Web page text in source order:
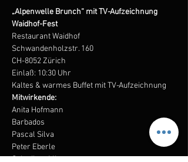
„Alpenwelle Brunch“ mit TV-Aufzeichnung
Waidhof-Fest
Restaurant Waidhof
Schwandenholzstr. 160
CH-8052 Zürich
Einlaß: 10:30 Uhr
Kaltes & warmes Buffet mit TV-Aufzeichnung
Mitwirkende:
Anita Hofmann
Barbados
Pascal Silva
Peter Eberle